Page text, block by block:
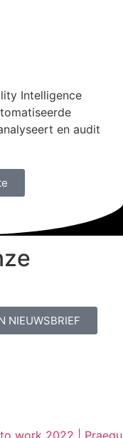
Intelligence
en audit
NIEUWSBRIEF